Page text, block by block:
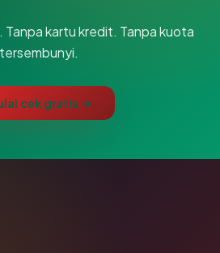
kartu kredit. Tanpa kuota
tersembunyi.
cek gratis →